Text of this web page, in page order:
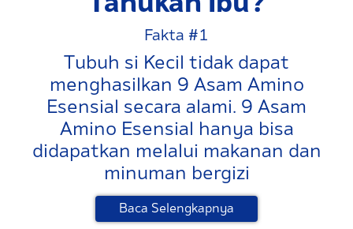
Fakta #1
Tubuh si Kecil tidak dapat
menghasilkan 9 Asam Amino
Esensial secara alami. 9 Asam
Amino Esensial hanya bisa
didapatkan melalui makanan dan
minuman bergizi
Baca Selengkapnya